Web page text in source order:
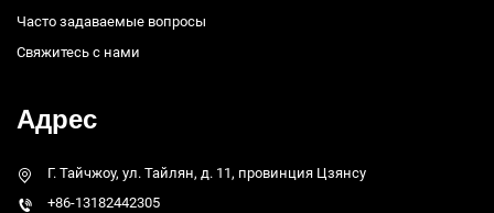
Часто задаваемые вопросы
Свяжитесь с нами
Адрес
Г. Тайчжоу, ул. Тайлян, д. 11, провинция Цзянсу
+86-13182442305